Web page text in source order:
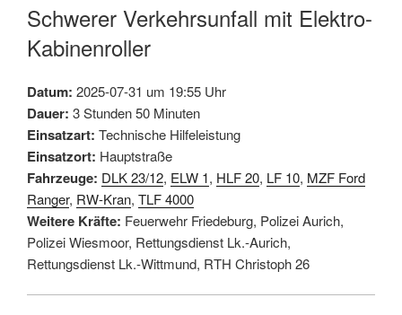
Schwerer Verkehrsunfall mit Elektro-
Kabinenroller
Datum: 2025-07-31 um 19:55 Uhr
Dauer: 3 Stunden 50 Minuten
Einsatzart: Technische Hilfeleistung
Einsatzort: Hauptstraße
Fahrzeuge: DLK 23/12, ELW 1, HLF 20, LF 10, MZF Ford
Ranger, RW-Kran, TLF 4000
Weitere Kräfte: Feuerwehr Friedeburg, Polizei Aurich,
Polizei Wiesmoor, Rettungsdienst Lk.-Aurich,
Rettungsdienst Lk.-Wittmund, RTH Christoph 26